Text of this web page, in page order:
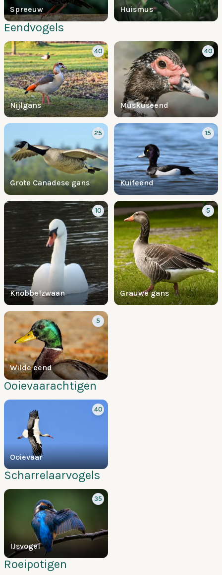
Spreeuw Huismus
Eendvogels
Nijlgans
40
Muskuseend
40
Grote Canadese gans
25
Kuifeend
15
Knobbelzwaan
10
Grauwe gans
5
Wilde eend
5
Ooievaarachtigen
Ooievaar
40
Scharrelaarvogels
IJsvogel
35
Roeipotigen